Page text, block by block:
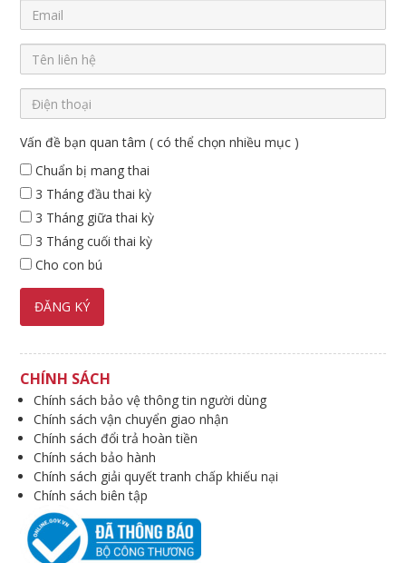
Vấn đề bạn quan tâm ( có thể chọn nhiều mục )
Chuẩn bị mang thai
3 Tháng đầu thai kỳ
3 Tháng giữa thai kỳ
3 Tháng cuối thai kỳ
Cho con bú
CHÍNH SÁCH
Chính sách bảo vệ thông tin người dùng
Chính sách vận chuyển giao nhận
Chính sách đổi trả hoàn tiền
Chính sách bảo hành
Chính sách giải quyết tranh chấp khiếu nại
Chính sách biên tập